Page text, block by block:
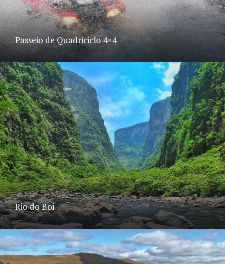
Passeio de Quadriciclo 4×4
Rio do Boi